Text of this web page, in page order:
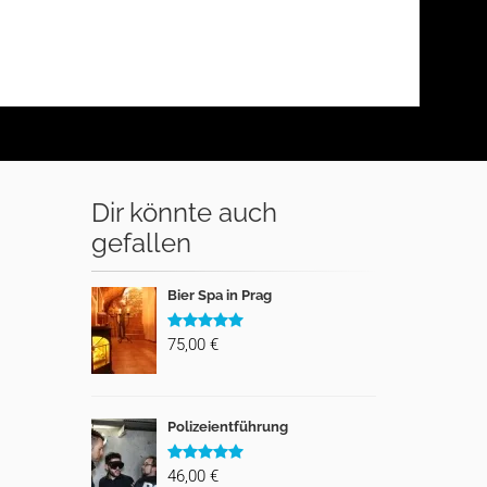
Dir könnte auch
gefallen
Bier Spa in Prag
75,00 €
Polizeientführung
46,00 €